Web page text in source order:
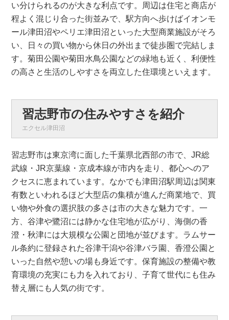
い分けられるのが大きな利点です。周辺は住宅と商店が
程よく混じり合った街並みで、駅方向へ歩けばイオンモ
ール津田沼やペリエ津田沼といった大型商業施設がそろ
い、日々の買い物から休日の外出まで徒歩圏で完結しま
す。菊田公園や菊田水鳥公園などの緑地も近く、利便性
の高さと生活のしやすさを両立した住環境といえます。
習志野市の住みやすさを紹介
エクセル津田沼
習志野市は東京湾に面した千葉県北西部の市で、JR総
武線・JR京葉線・京成本線が市内を走り、都心へのア
クセスに恵まれています。なかでも津田沼駅周辺は関東
有数といわれるほど大型店の集積が進んだ商業地で、買
い物や外食の選択肢の多さは市の大きな魅力です。一
方、谷津や鷺沼には静かな住宅地が広がり、海側の香
澄・秋津には大規模な公園と団地が並びます。ラムサー
ル条約に登録された谷津干潟や谷津バラ園、香澄公園と
いった自然や憩いの場も身近です。保育施設の整備や教
育環境の充実にも力を入れており、子育て世代にも住み
替え層にも人気の街です。